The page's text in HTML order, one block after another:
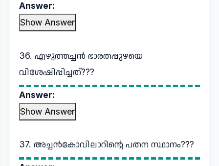
Answer:
Show Answer
36. എഴുത്തച്ചൻ ഭാരതപ്പുഴയെ
വിശേഷിപ്പിച്ചത്???
Answer:
Show Answer
37. അച്ചൻകോവിലാറിൻ്റെ പതന സ്ഥാനം???